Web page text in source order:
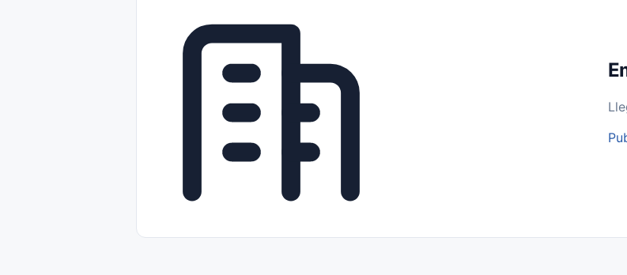
Telecomunicaciones